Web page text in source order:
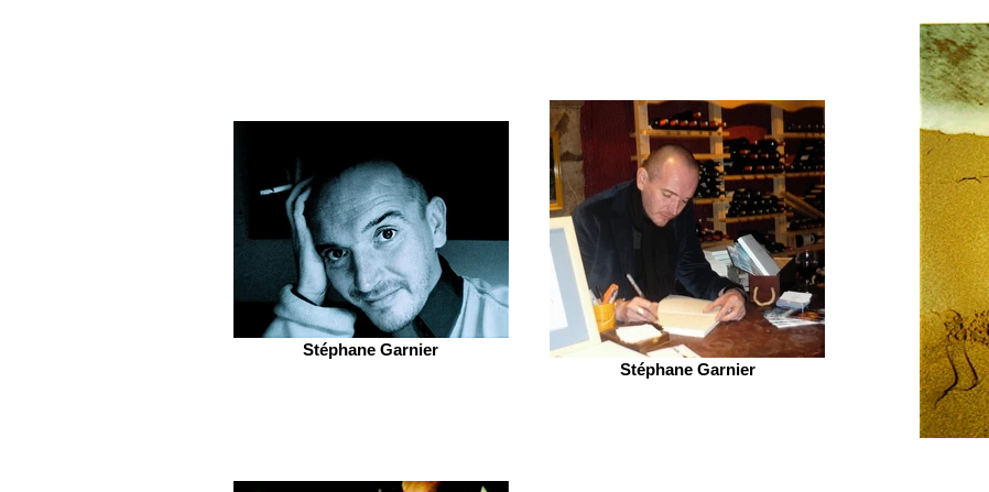
Stéphane Garnier
Stéphane Garnier